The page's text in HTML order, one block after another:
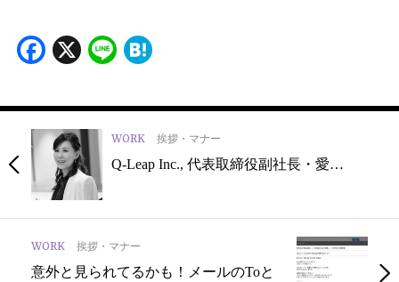
Facebook
X Line
WORK 挨拶・マナー
Q-Leap Inc., 代表取締役副社長・愛…
WORK 挨拶・マナー
意外と見られてるかも！メールのToと